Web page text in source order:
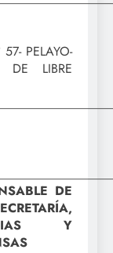
PELAYO-
DE LIBRE
DE
Y